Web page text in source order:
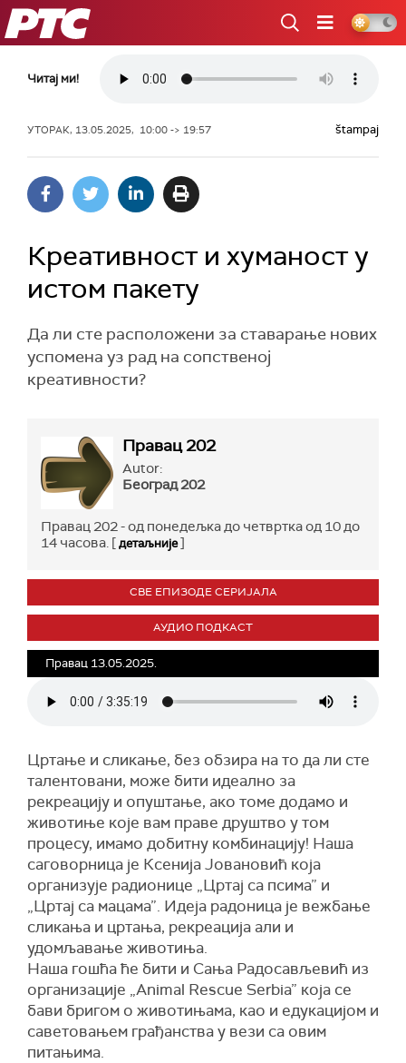
РТС
Читај ми!
УТОРАК, 13.05.2025, 10:00 -> 19:57 štampaj
Креативност и хуманост у
истом пакету
Да ли сте расположени за ставарање нових
успомена уз рад на сопственој
креативности?
Правац 202
Autor:
Београд 202
Правац 202 - од понедељка до четвртка од 10 до
14 часова. [детаљније]
СВЕ ЕПИЗОДЕ СЕРИЈАЛА
АУДИО ПОДКАСТ
Правац 13.05.2025.
Цртање и сликање, без обзира на то да ли сте
талентовани, може бити идеално за
рекреацију и опуштање, ако томе додамо и
животиње које вам праве друштво у том
процесу, имамо добитну комбинацију! Наша
саговорница је Ксенија Јовановић која
организује радионице „Цртај са псима” и
„Цртај са мацама”. Идеја радоница је вежбање
сликања и цртања, рекреација али и
удомљавање животиња.
Наша гошћа ће бити и Сања Радосављевић из
организације „Animal Rescue Serbia” која се
бави бригом о животињама, као и едукацијом и
саветовањем грађанства у вези са овим
питањима.